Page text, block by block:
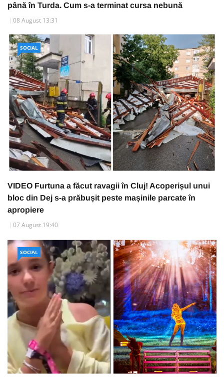
până în Turda. Cum s-a terminat cursa nebună
08 August 13:31
SOCIAL
VIDEO Furtuna a făcut ravagii în Cluj! Acoperișul unui
bloc din Dej s-a prăbușit peste mașinile parcate în
apropiere
07 August 19:40
SOCIAL